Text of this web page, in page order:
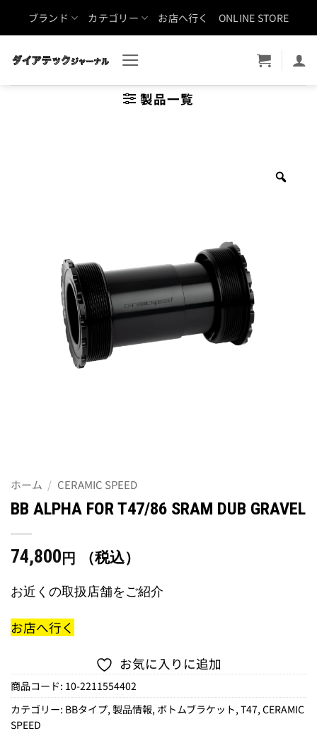
ブランド カテゴリー お店へ行く ONLINE STORE
製品一覧
ホーム / CERAMIC SPEED
BB ALPHA FOR T47/86 SRAM DUB GRAVEL
74,800 円 （税込）
お近くの取扱店舗をご紹介
お店へ行く
お気に入りに追加
商品コード: 10-2211554402
カテゴリー: BBタイプ, 製品情報, ボトムブラケット, T47, CERAMIC
SPEED